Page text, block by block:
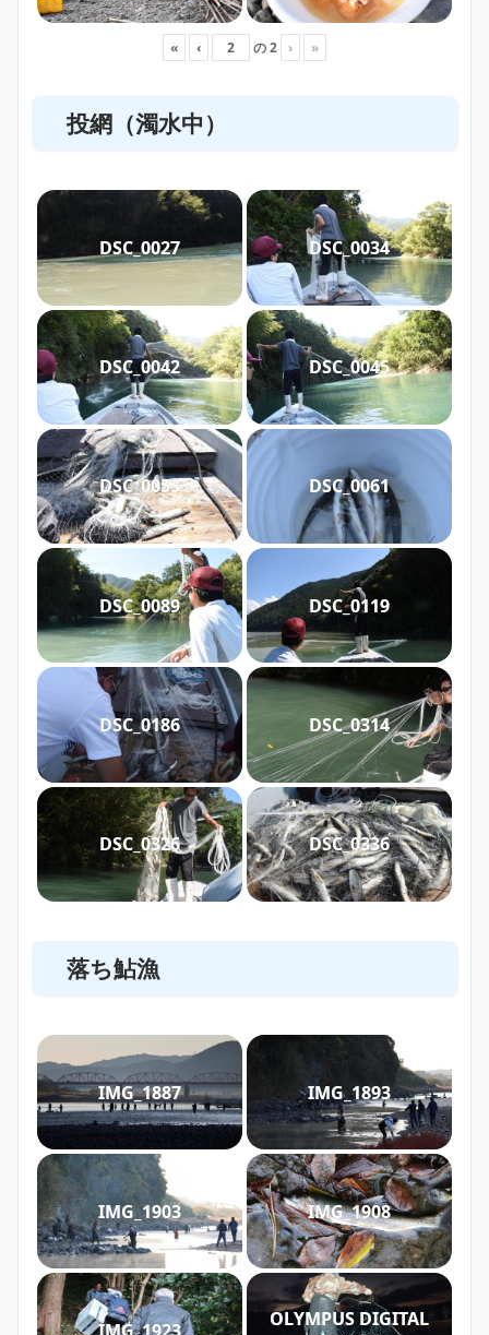
« ‹ の2 › »
投網（濁水中）
DSC_0027 DSC_0034
DSC_0042 DSC_0045
DSC_0053 DSC_0061
DSC_0089 DSC_0119
DSC_0186 DSC_0314
DSC_0326 DSC_0336
落ち鮎漁
IMG_1887 IMG_1893
IMG_1903 IMG_1908
OLYMPUS DIGITAL